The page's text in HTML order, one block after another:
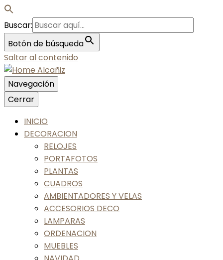
Buscar:
Botón de búsqueda
Saltar al contenido
Home Alcañiz
Nos gusta tu casa, nos gustas tú
Navegación
Cerrar
INICIO
DECORACION
RELOJES
PORTAFOTOS
PLANTAS
CUADROS
AMBIENTADORES Y VELAS
ACCESORIOS DECO
LAMPARAS
ORDENACION
MUEBLES